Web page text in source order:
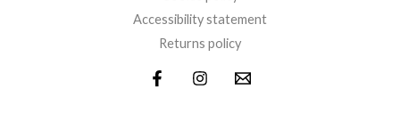
Accessibility statement
Returns policy